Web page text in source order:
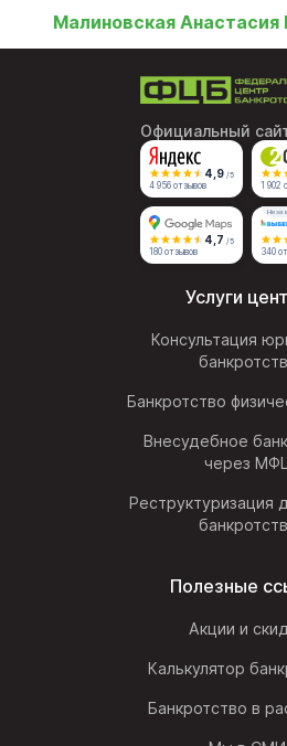
Малиновская
Официальный
4,9 /5
4 956 отзывов 1 902
4,7 /5
180 отзывов 340
Услуги
Консультация
Банкротство
Внесудебное
через
Реструктуризация
Полезные
Акции и
Калькулятор
Банкротство в